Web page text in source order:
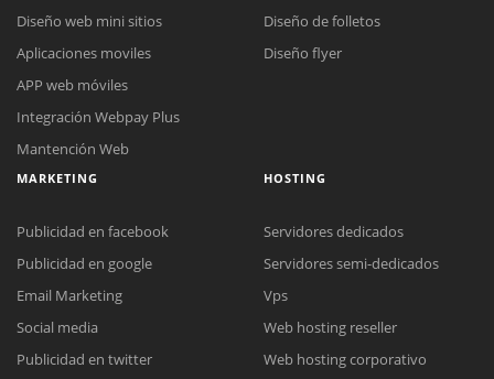
Diseño web mini sitios
Aplicaciones moviles
APP web móviles
Integración Webpay Plus
Mantención Web
Diseño de folletos
Diseño flyer
MARKETING
Publicidad en facebook
Publicidad en google
Email Marketing
Social media
Publicidad en twitter
HOSTING
Servidores dedicados
Servidores semi-dedicados
Vps
Web hosting reseller
Web hosting corporativo